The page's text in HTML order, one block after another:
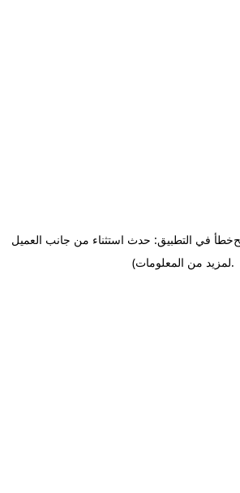
خطأ في التطبيق: حدث استثناء من جانب العميل
لمزيد من المعلومات).